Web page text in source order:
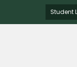
Student